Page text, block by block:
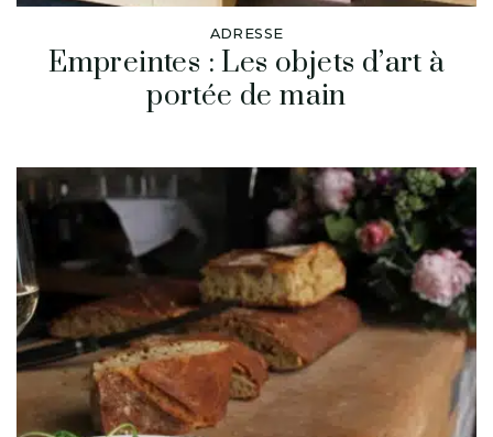
ADRESSE
Empreintes : Les objets d’art à
portée de main